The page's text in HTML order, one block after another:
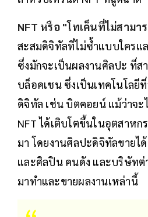
NFT หรือ "โทเค็นที่ไม่สามา
สะสมดิจิทัลที่ไม่ซ้ำแบบใครแ
ซึ่งมักจะเป็นผลงานศิลปะ ที่ส
บล็อคเชน ซึ่งเป็นเทคโนโลยี
ดิจิทัล เช่น บิตคอยน์ แม้ว่าจะ
NFT ได้เติบโตขึ้นในอุตสาห
มา โดยงานศิลปะดิจิทัลขายไ
และศิลปิน คนดัง และบริษัทต่
มาทำและขายผลงานเหล่านี้